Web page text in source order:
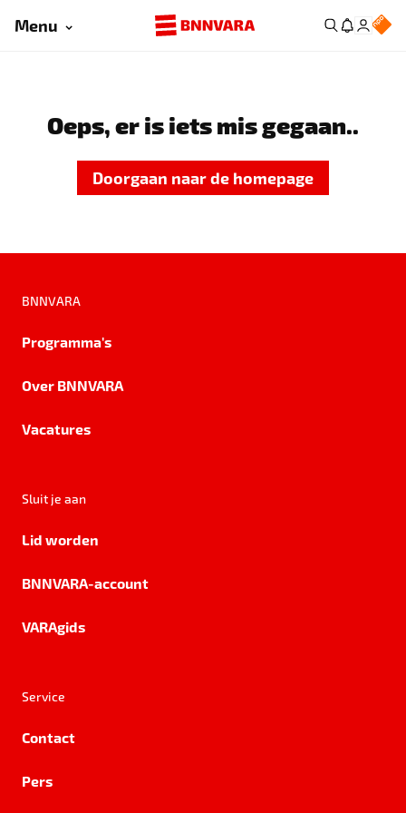
Menu
Oeps, er is iets mis gegaan..
Doorgaan naar de homepage
BNNVARA
Programma's
Over BNNVARA
Vacatures
Sluit je aan
Lid worden
BNNVARA-account
VARAgids
Service
Contact
Pers